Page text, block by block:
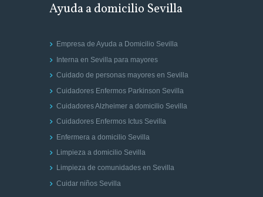
Ayuda a domicilio Sevilla
Empresa de Ayuda a Domicilio Sevilla
Interna en Sevilla para mayores
Cuidado de personas mayores en Sevilla
Cuidadores Enfermos Parkinson Sevilla
Cuidadores Alzheimer a domicilio Sevilla
Cuidadores Enfermos Ictus Sevilla
Enfermera a domicilio Sevilla
Limpieza a domicilio Sevilla
Limpieza de comunidades en Sevilla
Cuidar niños Sevilla